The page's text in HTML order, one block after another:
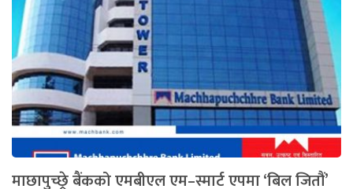
माछापुच्छ्रे बैंकको एमबीएल एम–स्मार्ट एपमा ‘बिल जितौं’